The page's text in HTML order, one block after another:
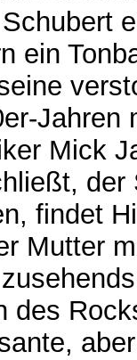
ein
Jahren
Mick
der
findet
Mutter
des